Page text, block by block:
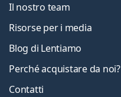
Il nostro team
Risorse per i media
Blog di Lentiamo
Perché acquistare da noi?
Contatti